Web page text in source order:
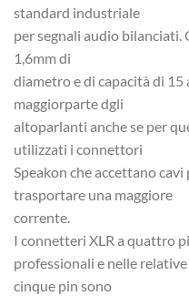
standard industriale
per segnali audio bilanciati.
1,6mm di
diametro e di capacità di 15
maggiorparte dgli
altoparlanti anche se per
utilizzati i connettori
Speakon che accettano
trasportare una maggiore
corrente.
I connetteri XLR a quattro
professionali e nelle
cinque pin sono